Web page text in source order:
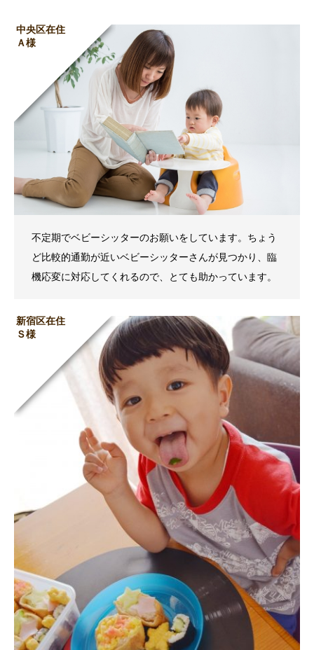
中央区在住
Ａ様
不定期でベビーシッターのお願いをしています。ちょう
ど比較的通勤が近いベビーシッターさんが見つかり、臨
機応変に対応してくれるので、とても助かっています。
新宿区在住
Ｓ様